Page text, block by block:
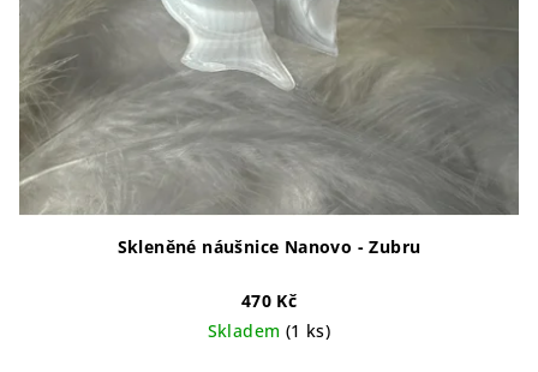
Skleněné náušnice Nanovo - Zubru
470 Kč
Skladem (1 ks)